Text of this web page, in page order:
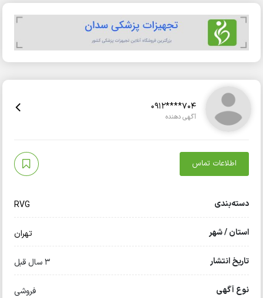
0912****704
آگهی دهنده
اطلاعات تماس
دسته‌بندی RVG
استان / شهر تهران
تاریخ انتشار 3 سال قبل
نوع آگهی فروشی